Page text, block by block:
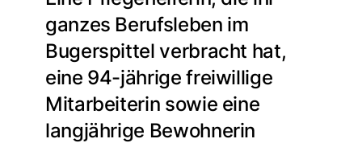
ganzes Berufsleben im
Bugerspittel verbracht hat,
eine 94-jährige freiwillige
Mitarbeiterin sowie eine
langjährige Bewohnerin